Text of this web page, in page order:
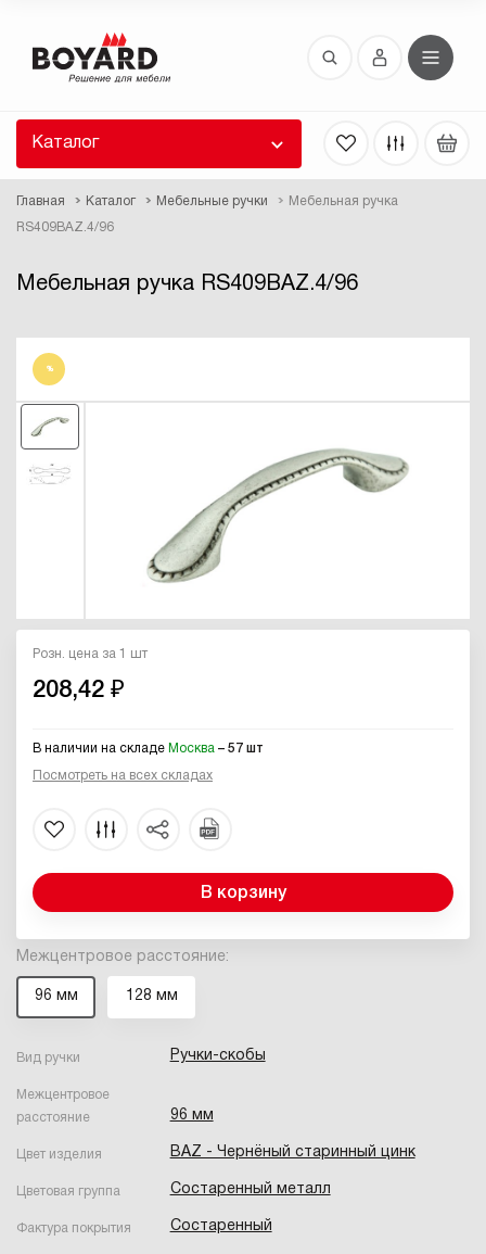
Каталог
Главная Каталог Мебельные ручки Мебельная ручка
RS409BAZ.4/96
Мебельная ручка RS409BAZ.4/96
%
Межцентровое расстояние:
96 мм 128 мм
Вид ручки Ручки-скобы
Межцентровое
расстояние
96 мм
Цвет изделия BAZ - Чернёный старинный цинк
Цветовая группа Состаренный металл
Фактура покрытия Состаренный
Розн. цена за 1 шт
208,42 ₽
В наличии на складе Москва – 57 шт
Посмотреть на всех складах
В корзину
Восстановление пароля
высланы вам по E-Mail.
ссылку для восстановления